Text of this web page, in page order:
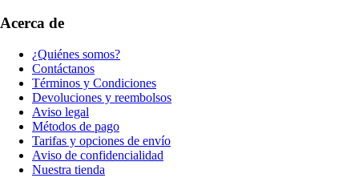
Acerca de
¿Quiénes somos?
Contáctanos
Términos y Condiciones
Devoluciones y reembolsos
Aviso legal
Métodos de pago
Tarifas y opciones de envío
Aviso de confidencialidad
Nuestra tienda